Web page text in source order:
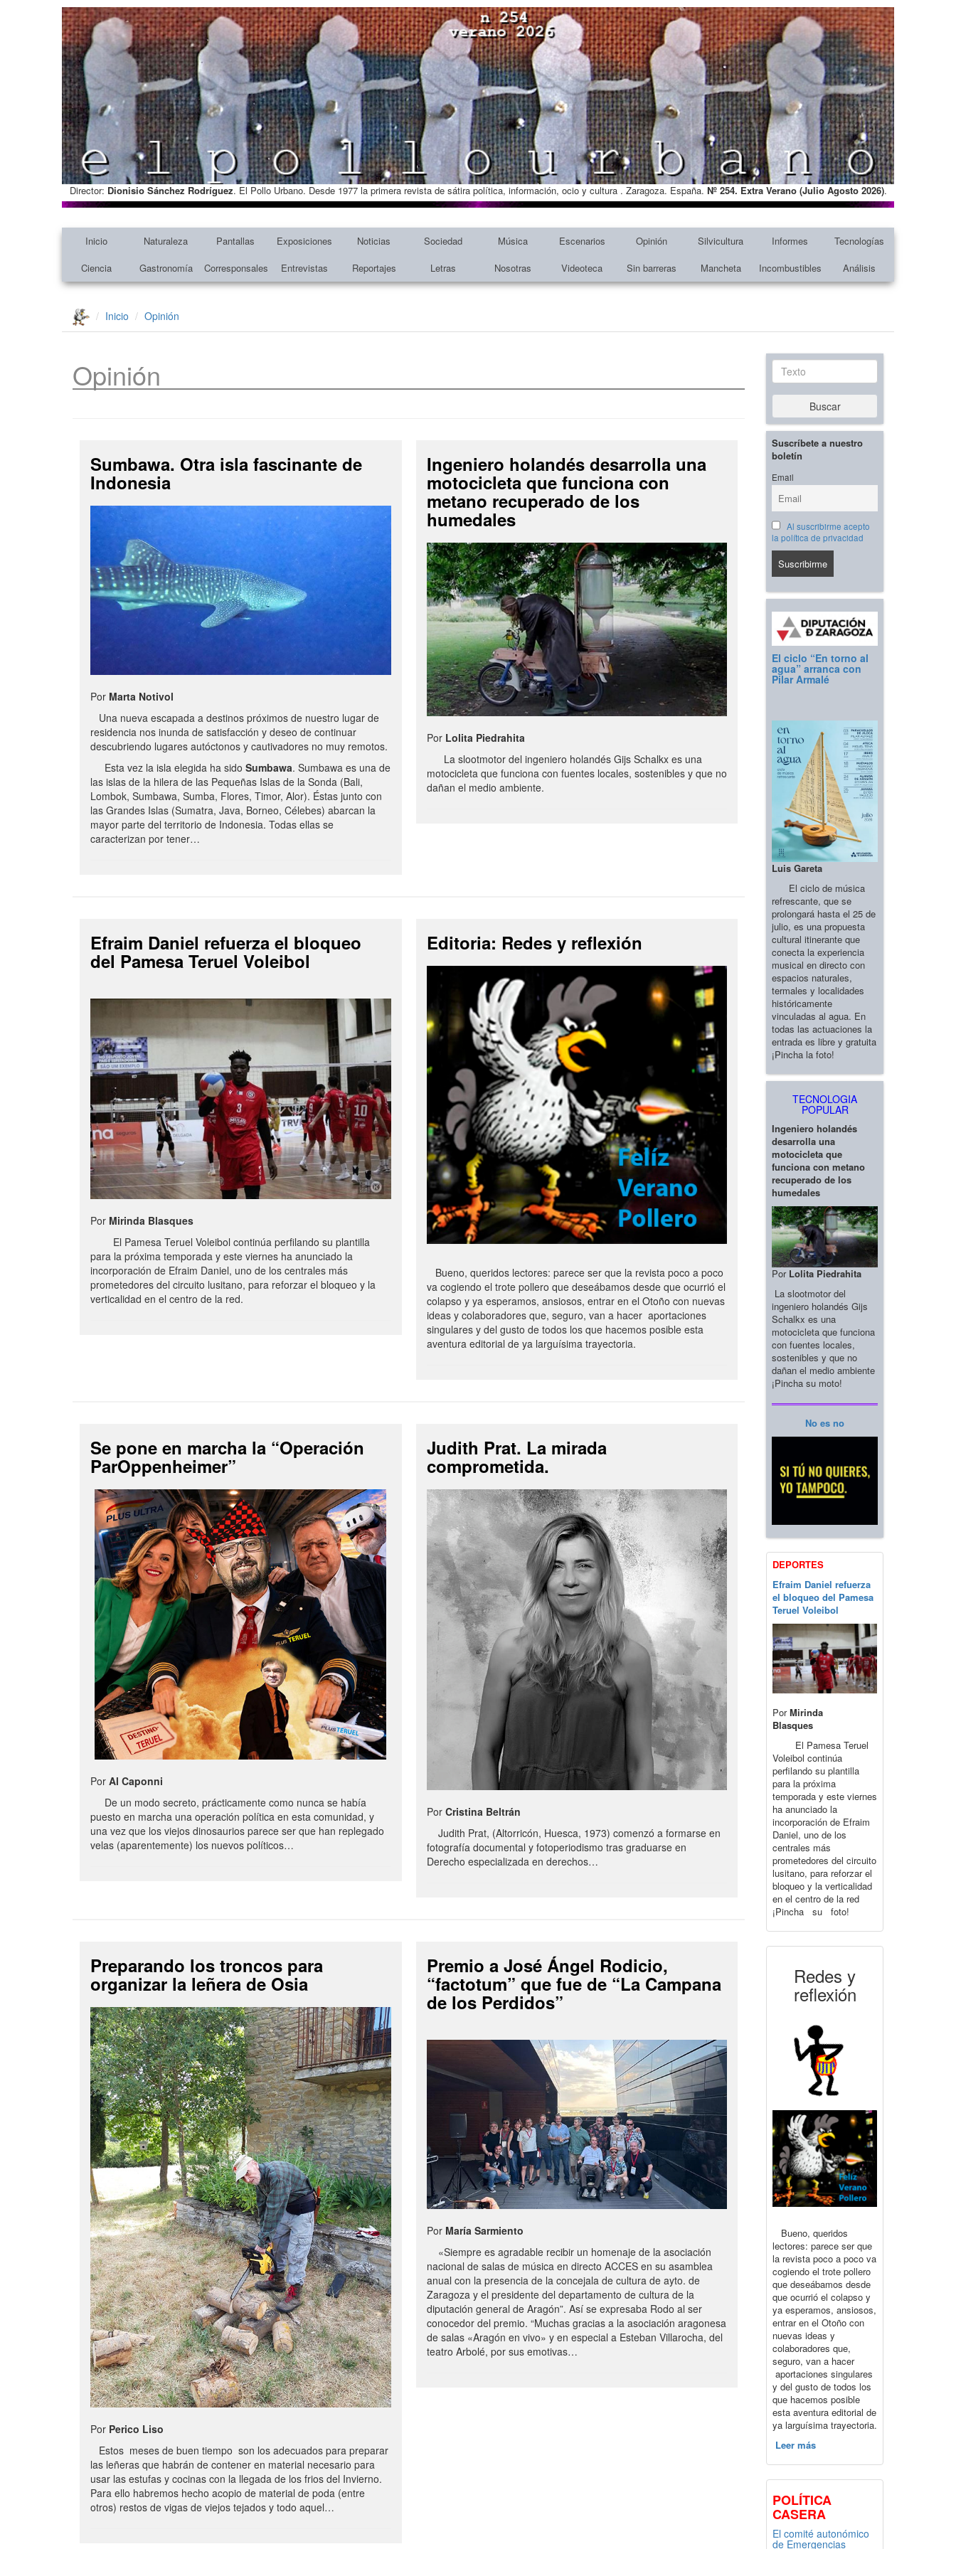
Director: Dionisio Sánchez Rodríguez. El Pollo Urbano. Desde 1977 la primera revista de sátira política, información, ocio y cultura . Zaragoza. España. Nº 254. Extra Verano (Julio Agosto 2026).
Inicio Naturaleza Pantallas Exposiciones Noticias Sociedad Música Escenarios Opinión Silvicultura Informes
Tecnologías
Ciencia
Gastronomía Corresponsales Entrevistas Reportajes Letras Nosotras Videoteca Sin barreras Mancheta Incombustibles Análisis
Inicio Opinión
Opinión
Sumbawa. Otra isla fascinante de
Indonesia
Por Marta Notivol
Una nueva escapada a destinos próximos de nuestro lugar de
residencia nos inunda de satisfacción y deseo de continuar
descubriendo lugares autóctonos y cautivadores no muy remotos.
Esta vez la isla elegida ha sido Sumbawa. Sumbawa es una de
las islas de la hilera de las Pequeñas Islas de la Sonda (Bali,
Lombok, Sumbawa, Sumba, Flores, Timor, Alor). Éstas junto con
las Grandes Islas (Sumatra, Java, Borneo, Célebes) abarcan la
mayor parte del territorio de Indonesia. Todas ellas se
caracterizan por tener…
Ingeniero holandés desarrolla una
motocicleta que funciona con
metano recuperado de los
humedales
Por Lolita Piedrahita
La slootmotor del ingeniero holandés Gijs Schalkx es una
motocicleta que funciona con fuentes locales, sostenibles y que no
dañan el medio ambiente.
Efraim Daniel refuerza el bloqueo
del Pamesa Teruel Voleibol
Por Mirinda Blasques
El Pamesa Teruel Voleibol continúa perfilando su plantilla
para la próxima temporada y este viernes ha anunciado la
incorporación de Efraim Daniel, uno de los centrales más
prometedores del circuito lusitano, para reforzar el bloqueo y la
verticalidad en el centro de la red.
Editoria: Redes y reflexión
Bueno, queridos lectores: parece ser que la revista poco a poco
va cogiendo el trote pollero que deseábamos desde que ocurrió el
colapso y ya esperamos, ansiosos, entrar en el Otoño con nuevas
ideas y colaboradores que, seguro, van a hacer aportaciones
singulares y del gusto de todos los que hacemos posible esta
aventura editorial de ya larguísima trayectoria.
Se pone en marcha la “Operación
ParOppenheimer”
Por Al Caponni
De un modo secreto, prácticamente como nunca se había
puesto en marcha una operación política en esta comunidad, y
una vez que los viejos dinosaurios parece ser que han replegado
velas (aparentemente) los nuevos políticos…
Judith Prat. La mirada
comprometida.
PorCristina Beltrán
Judith Prat, (Altorricón, Huesca, 1973) comenzó a formarse en
fotografía documental y fotoperiodismo tras graduarse en
Derecho especializada en derechos…
Preparando los troncos para
organizar la leñera de Osia
Por Perico Liso
Estos meses de buen tiempo son los adecuados para preparar
las leñeras que habrán de contener en material necesario para
usar las estufas y cocinas con la llegada de los frios del Invierno.
Para ello habremos hecho acopio de material de poda (entre
otros) restos de vigas de viejos tejados y todo aquel…
Premio a José Ángel Rodicio,
“factotum” que fue de “La Campana
de los Perdidos”
Por María Sarmiento
«Siempre es agradable recibir un homenaje de la asociación
nacional de salas de música en directo ACCES en su asamblea
anual con la presencia de la concejala de cultura de ayto. de
Zaragoza y el presidente del departamento de cultura de la
diputación general de Aragón”. Así se expresaba Rodo al ser
conocedor del premio. “Muchas gracias a la asociación aragonesa
de salas «Aragón en vivo» y en especial a Esteban Villarocha, del
teatro Arbolé, por sus emotivas…
Texto
Buscar
Suscríbete a nuestro
boletín
Email
Al suscribirme acepto
la política de privacidad
El ciclo “En torno al
agua” arranca con
Pilar Armalé
Luis Gareta
El ciclo de música
refrescante, que se
prolongará hasta el 25 de
julio, es una propuesta
cultural itinerante que
conecta la experiencia
musical en directo con
espacios naturales,
termales y localidades
históricamente
vinculadas al agua. En
todas las actuaciones la
entrada es libre y gratuita
¡Pincha la foto!
TECNOLOGIA
POPULAR
Ingeniero holandés
desarrolla una
motocicleta que
funciona con metano
recuperado de los
humedales
Por Lolita Piedrahita
La slootmotor del
ingeniero holandés Gijs
Schalkx es una
motocicleta que funciona
con fuentes locales,
sostenibles y que no
dañan el medio ambiente
¡Pincha su moto!
No es no
DEPORTES
Efraim Daniel refuerza
el bloqueo del Pamesa
Teruel Voleibol
PorMirinda
Blasques
El Pamesa Teruel
Voleibol continúa
perfilando su plantilla
para la próxima
temporada y este viernes
ha anunciado la
incorporación de Efraim
Daniel, uno de los
centrales más
prometedores del circuito
lusitano, para reforzar el
bloqueo y la verticalidad
en el centro de la red
¡Pincha su foto!
Redes y
reflexión
Bueno, queridos
lectores: parece ser que
la revista poco a poco va
cogiendo el trote pollero
que deseábamos desde
que ocurrió el colapso y
ya esperamos, ansiosos,
entrar en el Otoño con
nuevas ideas y
colaboradores que,
seguro, van a hacer
aportaciones singulares
y del gusto de todos los
que hacemos posible
esta aventura editorial de
ya larguísima trayectoria.
Leer más
POLÍTICA
CASERA
El comité autonómico
de Emergencias